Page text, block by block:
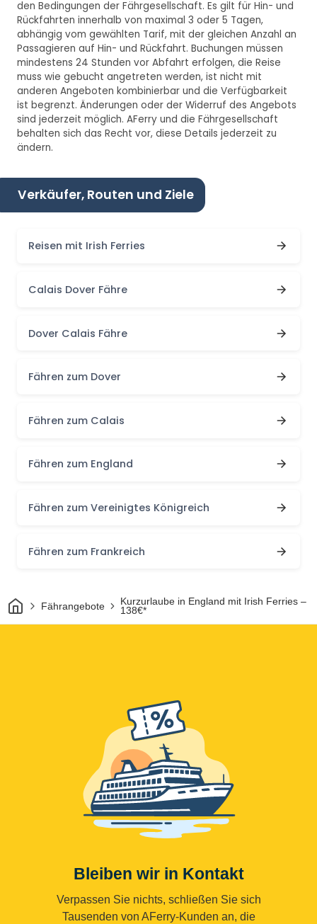
den Bedingungen der Fährgesellschaft. Es gilt für Hin- und
Rückfahrten innerhalb von maximal 3 oder 5 Tagen,
abhängig vom gewählten Tarif, mit der gleichen Anzahl an
Passagieren auf Hin- und Rückfahrt. Buchungen müssen
mindestens 24 Stunden vor Abfahrt erfolgen, die Reise
muss wie gebucht angetreten werden, ist nicht mit
anderen Angeboten kombinierbar und die Verfügbarkeit
ist begrenzt. Änderungen oder der Widerruf des Angebots
sind jederzeit möglich. AFerry und die Fährgesellschaft
behalten sich das Recht vor, diese Details jederzeit zu
ändern.
Verkäufer, Routen und Ziele
Reisen mit Irish Ferries
Calais Dover Fähre
Dover Calais Fähre
Fähren zum Dover
Fähren zum Calais
Fähren zum England
Fähren zum Vereinigtes Königreich
Fähren zum Frankreich
HeimFährangebote
Kurzurlaube in England mit Irish Ferries –
138€*
Bleiben wir in Kontakt
Verpassen Sie nichts, schließen Sie sich
Tausenden von AFerry-Kunden an, die